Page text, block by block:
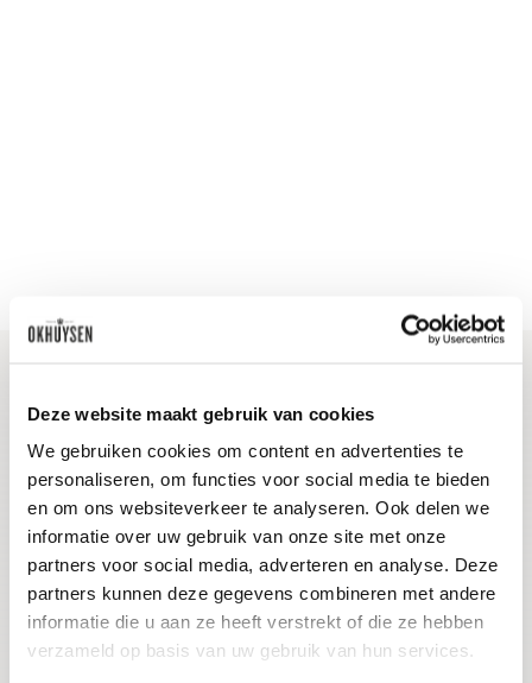
Deze website maakt gebruik van cookies
We gebruiken cookies om content en advertenties te
personaliseren, om functies voor social media te bieden
en om ons websiteverkeer te analyseren. Ook delen we
informatie over uw gebruik van onze site met onze
partners voor social media, adverteren en analyse. Deze
partners kunnen deze gegevens combineren met andere
informatie die u aan ze heeft verstrekt of die ze hebben
verzameld op basis van uw gebruik van hun services.
Blijf op de hoogte
Ontvang het laatste wijnnieuws, proeverijen en
evenementen
E-mailadres
Aanmelden